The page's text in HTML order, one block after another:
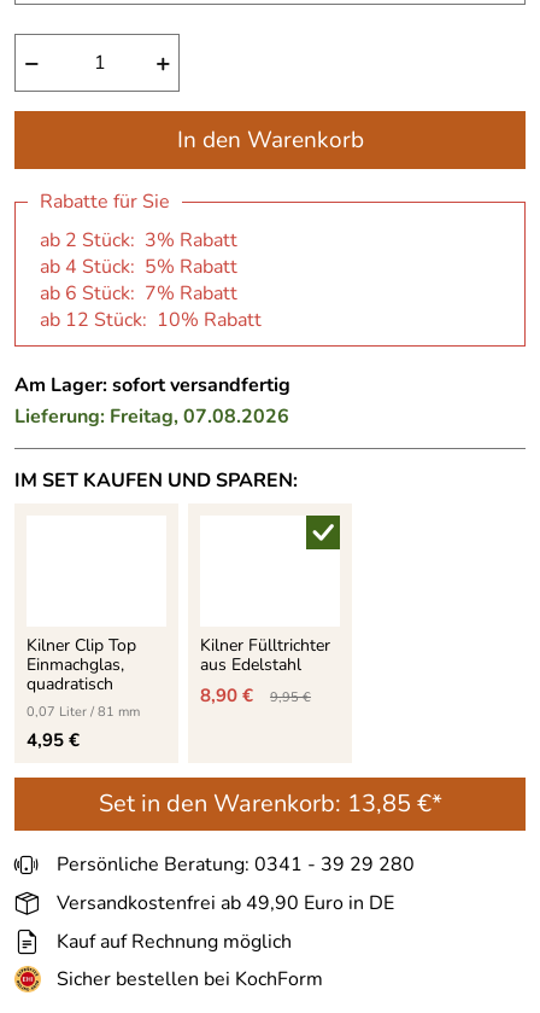
− +
In den Warenkorb
Rabatte für Sie
ab 2 Stück: 3% Rabatt
ab 4 Stück: 5% Rabatt
ab 6 Stück: 7% Rabatt
ab 12 Stück: 10% Rabatt
Am Lager: sofort versandfertig
Lieferung: Freitag, 07.08.2026
IM SET KAUFEN UND SPAREN:
Kilner Clip Top
Einmachglas,
quadratisch
0,07 Liter / 81 mm
4,95 €
Kilner Fülltrichter
aus Edelstahl
8,90 € 9,95 €
Set in den Warenkorb: 13,85 €*
Persönliche Beratung: 0341 - 39 29 280
Versandkostenfrei ab 49,90 Euro in DE
Kauf auf Rechnung möglich
Sicher bestellen bei KochForm